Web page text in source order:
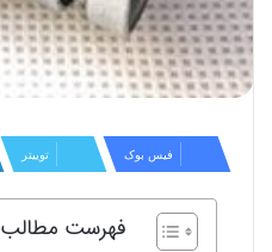
فیس بوک توییتر
فهرست مطالب